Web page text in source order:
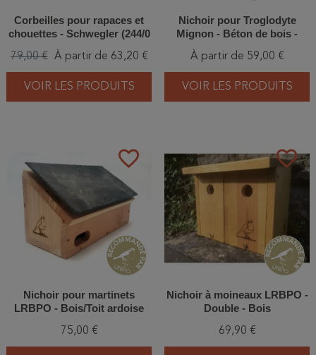
Corbeilles pour rapaces et
chouettes - Schwegler (244/0
79,00 € À partir de 63,20 €
VOIR LES PRODUITS
Nichoir pour Troglodyte
Mignon - Béton de bois -
Schwegler 1ZA (200/6 et
201/3)
À partir de 59,00 €
VOIR LES PRODUITS
favorite_border
Nichoir pour martinets
LRBPO - Bois/Toit ardoise
75,00 €
favorite_border
Nichoir à moineaux LRBPO -
Double - Bois
69,90 €